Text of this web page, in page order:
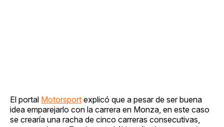
El portal Motorsport explicó que a pesar de ser buena
idea emparejarlo con la carrera en Monza, en este caso
se crearía una racha de cinco carreras consecutivas,